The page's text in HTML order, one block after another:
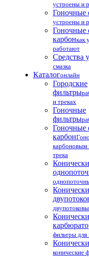
устроены и
Гоночные
устроены и
Гоночные
карбонкак
работают
Средства
смазка
Каталогонлайн
Городские
фильтры
и треках
Гоночные
фильтры
Гоночные
карбон
карбоновым
трека
фильтры
конические